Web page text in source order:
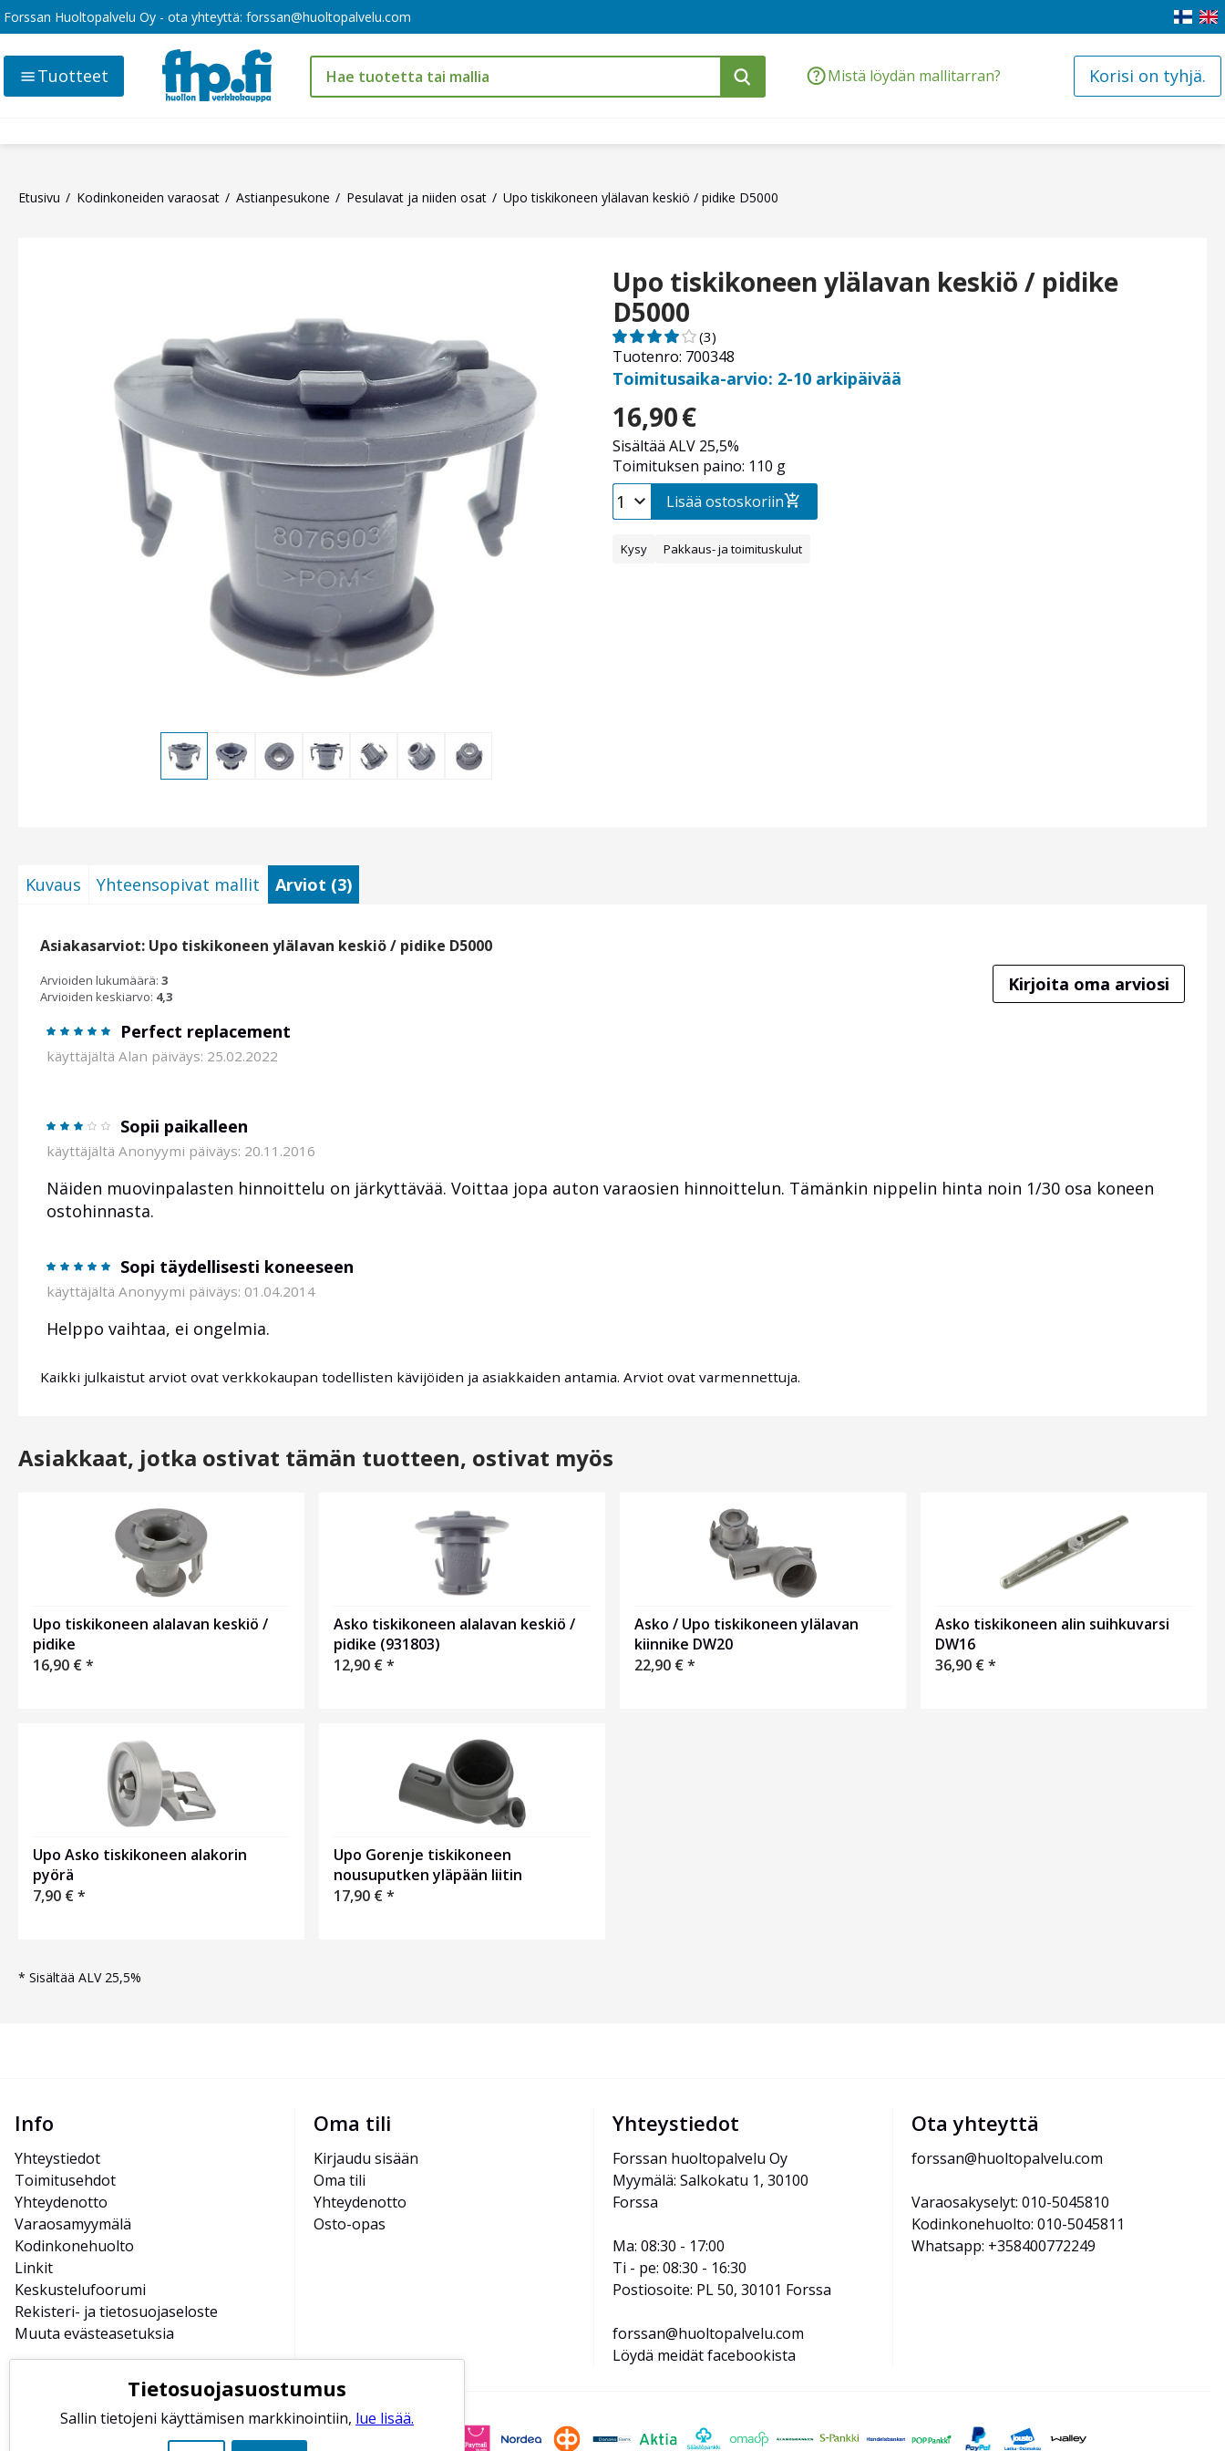
Forssan Huoltopalvelu Oy - ota yhteyttä: forssan@huoltopalvelu.com
Mistä löydän mallitarran? Korisi on tyhjä.
Tuotteet
Etusivu Kodinkoneiden varaosat Astianpesukone Pesulavat ja niiden osat Upo tiskikoneen ylälavan keskiö / pidike D5000
Upo tiskikoneen ylälavan keskiö / pidike
D5000
Tuotenro: 700348
(3)
Toimitusaika-arvio: 2-10 arkipäivää
16,90€
Sisältää ALV 25,5%
Toimituksen paino: 110 g
Lisää ostoskoriin
Kysy Pakkaus- ja toimituskulut
Kuvaus Yhteensopivat mallit Arviot (3)
Asiakasarviot: Upo tiskikoneen ylälavan keskiö / pidike D5000
Arvioiden lukumäärä: 3
Arvioiden keskiarvo: 4,3
Kirjoita oma arviosi
Perfect replacement
käyttäjältä Alan päiväys: 25.02.2022
Sopii paikalleen
käyttäjältä Anonyymi päiväys: 20.11.2016
Näiden muovinpalasten hinnoittelu on järkyttävää. Voittaa jopa auton varaosien hinnoittelun. Tämänkin nippelin hinta noin 1/30 osa koneen
ostohinnasta.
Sopi täydellisesti koneeseen
käyttäjältä Anonyymi päiväys: 01.04.2014
Helppo vaihtaa, ei ongelmia.
Kaikki julkaistut arviot ovat verkkokaupan todellisten kävijöiden ja asiakkaiden antamia. Arviot ovat varmennettuja.
Asiakkaat, jotka ostivat tämän tuotteen, ostivat myös
Upo tiskikoneen alalavan keskiö /
pidike
16,90 €*
Asko tiskikoneen alalavan keskiö /
pidike (931803)
12,90 €*
Asko / Upo tiskikoneen ylälavan
kiinnike DW20
22,90 €*
Asko tiskikoneen alin suihkuvarsi
DW16
36,90 €*
Upo Asko tiskikoneen alakorin
pyörä
7,90 €*
Upo Gorenje tiskikoneen
nousuputken yläpään liitin
17,90 €*
* Sisältää ALV 25,5%
Info
Yhteystiedot
Toimitusehdot
Yhteydenotto
Varaosamyymälä
Kodinkonehuolto
Linkit
Keskustelufoorumi
Rekisteri- ja tietosuojaseloste
Muuta evästeasetuksia
Oma tili
Kirjaudu sisään
Oma tili
Yhteydenotto
Osto-opas
Yhteystiedot
Forssan huoltopalvelu Oy
Myymälä: Salkokatu 1, 30100
Forssa
Ma: 08:30 - 17:00
Ti - pe: 08:30 - 16:30
Postiosoite: PL 50, 30101 Forssa
forssan@huoltopalvelu.com
Löydä meidät facebookista
Ota yhteyttä
forssan@huoltopalvelu.com
Varaosakyselyt: 010-5045810
Kodinkonehuolto: 010-5045811
Whatsapp: +358400772249
Tietosuojasuostumus
Sallin tietojeni käyttämisen markkinointiin, lue lisää.